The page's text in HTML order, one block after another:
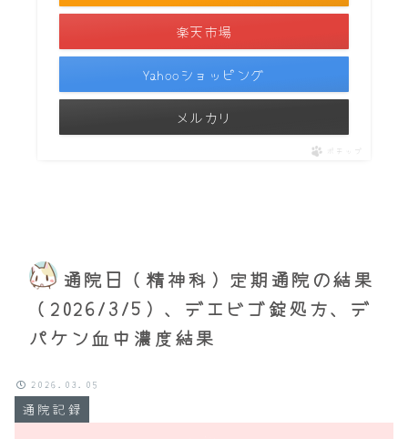
通院日（精神科）定期通院の結果
（2026/3/5）、デエビゴ錠処方、デ
パケン血中濃度結果
通院記録
2026.03.05
楽天市場
Yahooショッピング
メルカリ
ポチップ